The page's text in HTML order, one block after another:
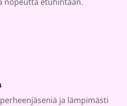
ja lämpimästi